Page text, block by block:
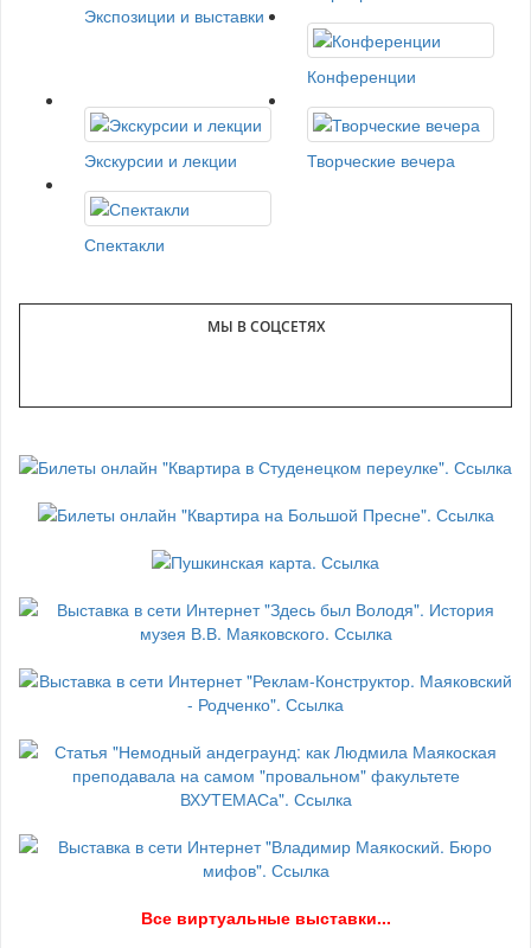
Экспозиции и выставки
Конференции
Экскурсии и лекции Творческие вечера
Спектакли
МЫ В СОЦСЕТЯХ
Все виртуальные выставки...